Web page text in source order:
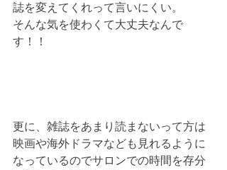
誌を変えてくれって言いにくい。
そんな気を使わくて大丈夫なんで
す！！
更に、雑誌をあまり読まないって方は
映画や海外ドラマなども見れるように
なっているのでサロンでの時間を存分